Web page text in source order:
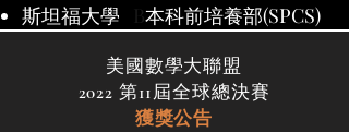
斯坦福大學 B本科前培養部(SPCS)
美國數學大聯盟
2022 第11屆全球總決賽
獲獎公告